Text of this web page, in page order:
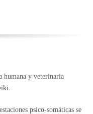
humana y veterinaria
psico-somáticas se